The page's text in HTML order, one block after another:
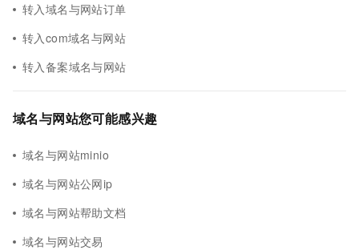
转入域名与网站订单
转入com域名与网站
转入备案域名与网站
域名与网站您可能感兴趣
域名与网站minio
域名与网站公网ip
域名与网站帮助文档
域名与网站交易